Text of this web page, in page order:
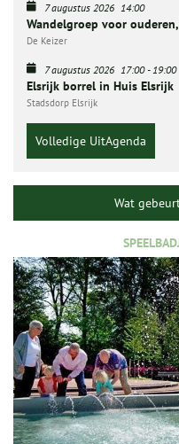
7 augustus 2026 14:00
Wandelgroep voor
De Keizer
7 augustus 2026 17:00-19:00
Elsrijk borrel in Huis Elsrijk
Stadsdorp Elsrijk
Volledige UitAgenda
Wat